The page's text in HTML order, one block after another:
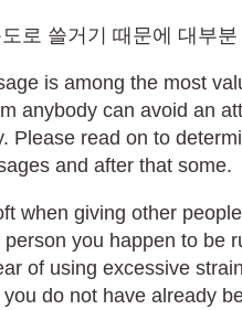
로 쓸거기 때문에 대부
is among the most
anybody can avoid an
Please read on to
and after that some.
when giving other
you happen to be
of using excessive
do not have already